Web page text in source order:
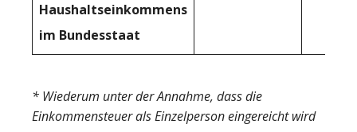
Haushaltseinkommens
im Bundesstaat
* Wiederum unter der Annahme, dass die
Einkommensteuer als Einzelperson eingereicht wird